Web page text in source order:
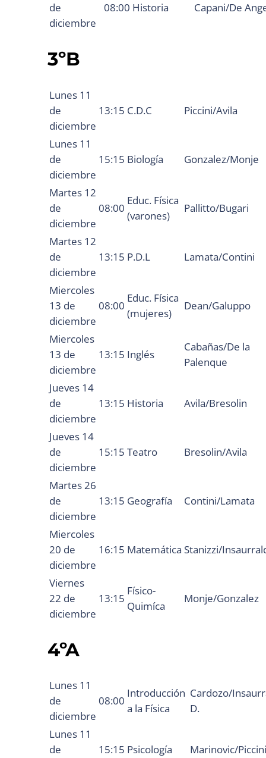
de
diciembre
08:00 Historia Capani/De
3ºB
Lunes 11
de
diciembre
13:15 C.D.C Piccini/Avila
Lunes 11
de
diciembre
15:15 Biología Gonzalez/Monje
Martes 12
de
diciembre
08:00
Educ. Física
(varones)
Pallitto/Bugari
Martes 12
de
diciembre
13:15 P.D.L Lamata/Contini
Miercoles
13 de
diciembre
08:00
Educ. Física
(mujeres)
Dean/Galuppo
Miercoles
13 de
diciembre
13:15 Inglés
Cabañas/De la
Palenque
Jueves 14
de
diciembre
13:15 Historia Avila/Bresolin
Jueves 14
de
diciembre
15:15 Teatro Bresolin/Avila
Martes 26
de
diciembre
13:15 Geografía Contini/Lamata
Miercoles
20 de
diciembre
16:15 Matemática Stanizzi/
Viernes
22 de
diciembre
13:15
Físico-
Quimíca
Monje/Gonzalez
4ºA
Lunes 11
de
diciembre
08:00
Introducción
a la Física
Cardozo/
D.
Lunes 11
de
15:15 Psicología Marinovic/Piccini